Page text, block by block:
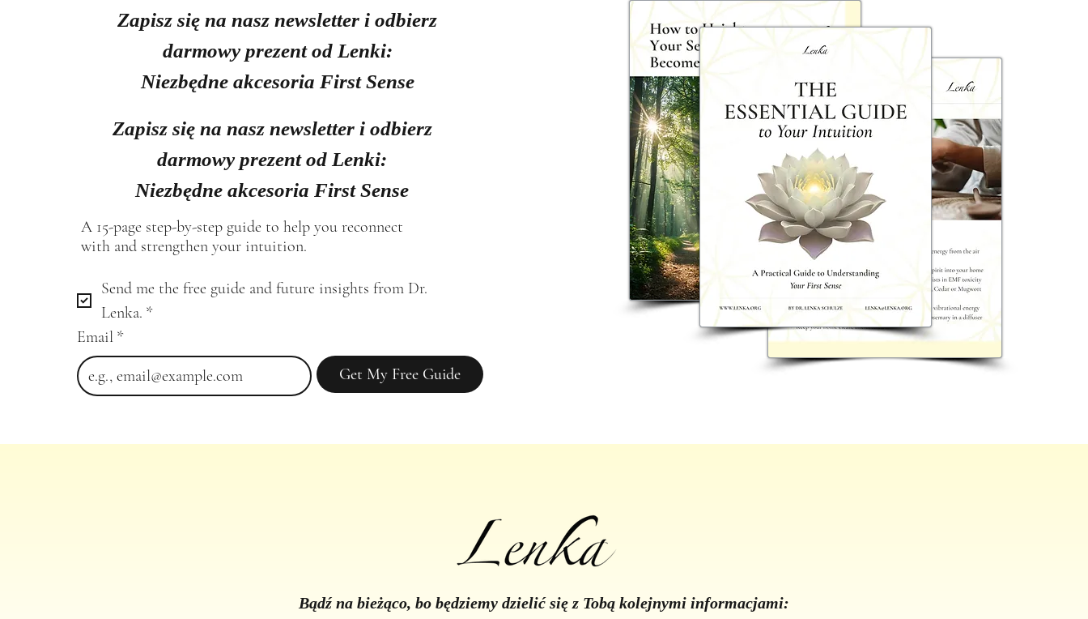
Zapisz się na nasz newsletter i odbierz
darmowy prezent od Lenki:
Niezbędne akcesoria First Sense
Zapisz się na nasz newsletter i odbierz
darmowy prezent od Lenki:
Niezbędne akcesoria First Sense
A 15-page step-by-step guide to help you reconnect
with and strengthen your intuition.
Send me the free guide and future insights from Dr.
Lenka. *
Email *
Get My Free Guide
Bądź na bieżąco, bo będziemy dzielić się z Tobą kolejnymi informacjami: